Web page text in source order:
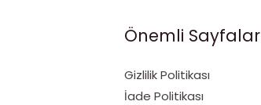
Önemli Sayfalar
Gizlilik Politikası
İade Politikası